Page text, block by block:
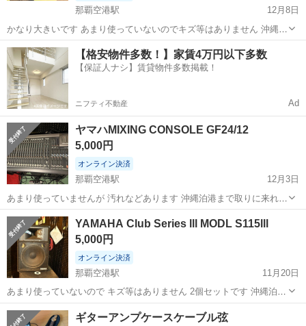
那覇空港駅
12月8日
かなり大きいです あまり使っていないのでキズ等はありません 沖縄の
泊港まで取りに来れる方
沖縄 島尻郡 那覇空港駅 エフェクター、PA機器 かなり
【格安物件多数！】家賃4万円以下多数
【保証人ナシ】賃貸物件多数掲載！
ニフティ不動産 Ad
ヤマハMIXING CONSOLE GF24/12
5,000円
オンライン決済
那覇空港駅
12月3日
あまり使っていませんが 汚れなどあります 沖縄泊港まで取りに来れる
方沖縄 島尻郡
YAMAHA Club Series lll MODL S115lll
5,000円
オンライン決済
那覇空港駅
11月20日
あまり使っていないので キズ等はありません 2個セットです 沖縄泊港
まで取りに来れる方
沖縄 島尻郡 那覇空港駅 エフェクター、PA機器
ギターアンプケースケーブル弦